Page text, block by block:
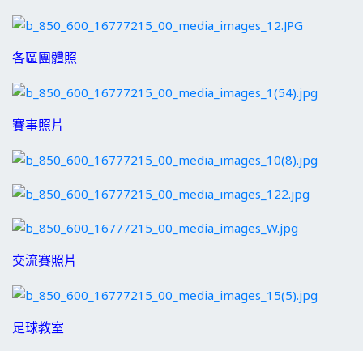
各區團體照
賽事照片
交流賽照片
足球教室